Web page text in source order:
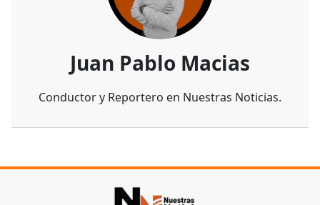
Juan Pablo Macias
Conductor y Reportero en Nuestras Noticias.